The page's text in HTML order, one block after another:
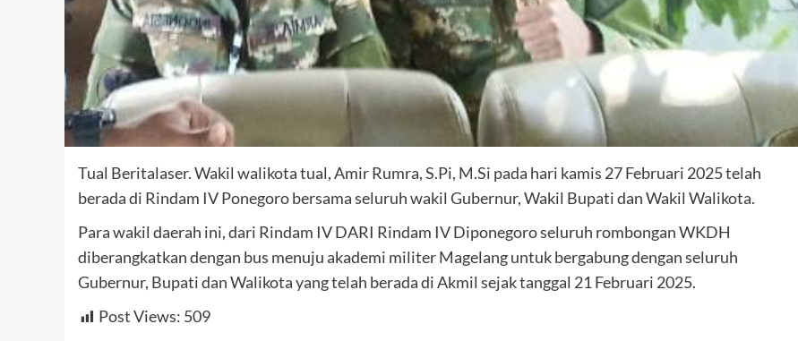
Tual Beritalaser. Wakil walikota tual, Amir Rumra, S.Pi, M.Si pada hari kamis 27 Februari 2025 telah
berada di Rindam IV Ponegoro bersama seluruh wakil Gubernur, Wakil Bupati dan Wakil Walikota.
Para wakil daerah ini, dari Rindam IV DARI Rindam IV Diponegoro seluruh rombongan WKDH
diberangkatkan dengan bus menuju akademi militer Magelang untuk bergabung dengan seluruh
Gubernur, Bupati dan Walikota yang telah berada di Akmil sejak tanggal 21 Februari 2025.
Post Views: 509